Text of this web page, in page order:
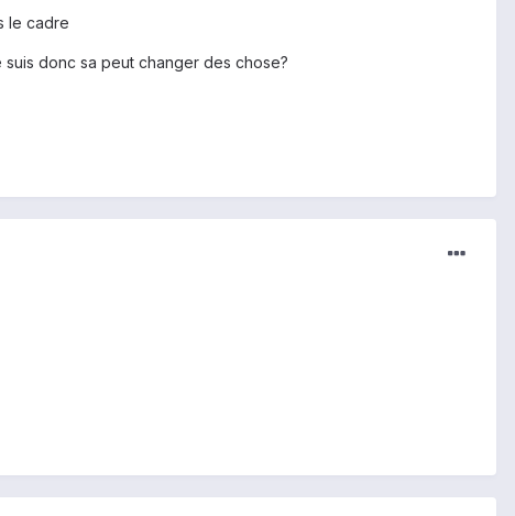
le cadre
donc sa peut changer des chose?